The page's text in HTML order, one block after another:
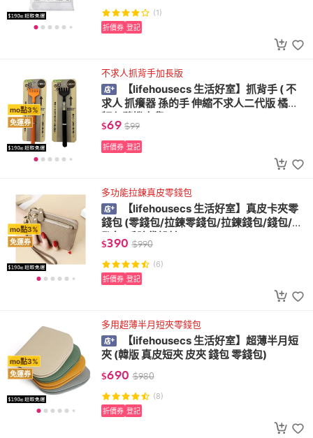
(1)
折價券 登記
mo點3%
免運券
不求人抓背手加長版
【lifehousecs 生活好室】抓背手 ( 不
求人 抓癢器 孫的手 伸縮不求人二代版 橘黑
$69 $99
折價券 登記
mo點3%
免運券
多功能拉鍊真皮零錢包
【lifehousecs 生活好室】真皮卡夾零
錢包 (零錢包/拉鍊零錢包/拉鍊錢包/錢包/鑰
匙包/手腕袋設計)
$390 $990
(6)
折價券 登記
mo點3%
免運券
多用超薄半月短夾零錢包
【lifehousecs 生活好室】超薄半月短
夾 (韓版 真皮短夾 皮夾 錢包 零錢包)
$690 $980
(8)
折價券 登記